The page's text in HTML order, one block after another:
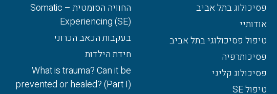
פסיכולוג בתל אביב
אודותיי
טיפול פסיכולוגי בתל אביב
פסיכותרפיה
פסיכולוג קליני
טיפול SE
החוויה הסומטית – Somatic
Experiencing (SE)
בעקבות הכאב הכרוני
חידת הילדות
What is trauma? Can it be
prevented or healed? (Part I)